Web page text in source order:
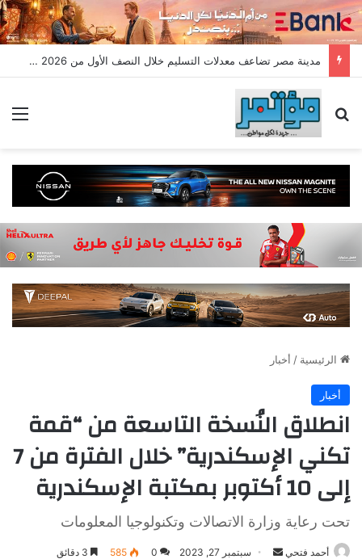
مدينة مصر تضاعف معدلات التسليم خلال النصف الأول من 2026 وتسجل مبيعات جديدة بقيمة 28.4 مليار جنيه
بحث عن
الرئيسية / أخبار
أخبار
انطلاق النُسخة التاسعة من “قمة
تكني الإسكندرية” خلال الفترة من 7
إلى 10 أكتوبر بمكتبة الإسكندرية
تحت رعاية وزارة الاتصالات وتكنولوجيا المعلومات
أحمد فتحي
أرسل سبتمبر 27, 2023 0
585